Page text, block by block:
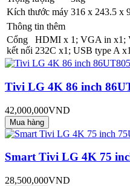
Kích thước máy 316 x 243.5 x
Thông tin thêm
Cổng
kết nối
HDMI x 1; VGA in x1;
232C x1; USB type A
Tivi LG 4K 86 inch
42,000,000VND
Smart Tivi LG 4K 75
28,500,000VND